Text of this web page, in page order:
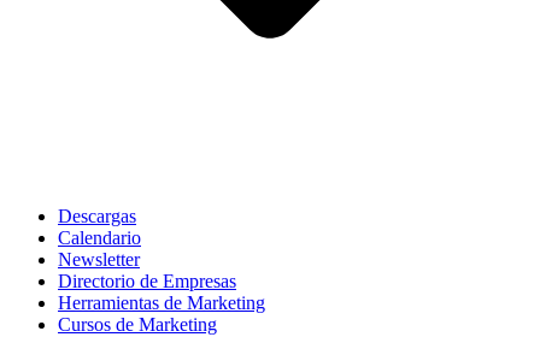
Descargas
Calendario
Newsletter
Directorio de Empresas
Herramientas de Marketing
Cursos de Marketing